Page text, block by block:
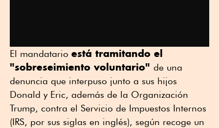
El mandatario está tramitando el
"sobreseimiento voluntario" de una
denuncia que interpuso junto a sus hijos
Donald y Eric, además de la Organización
Trump, contra el Servicio de Impuestos Internos
(IRS, por sus siglas en inglés), según recoge un